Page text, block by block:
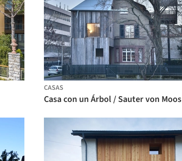
CASAS
Casa con un Árbol / Sauter von Moos